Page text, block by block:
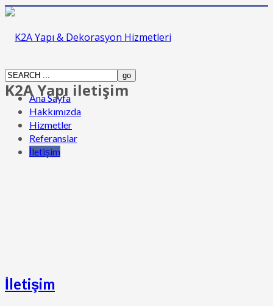
Ana Sayfa
Hakkımızda
Hizmetler
Referanslar
İletişim
K2A Yapı iletişim
İletişim